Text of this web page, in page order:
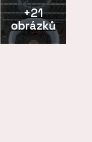
+21
obrázků